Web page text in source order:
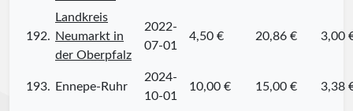
192.
Landkreis
Neumarkt in
der Oberpfalz
2022-
07-01
4,50 € 20,86 € 3,00
193. Ennepe-Ruhr
2024-
10-01
10,00 € 15,00 € 3,38